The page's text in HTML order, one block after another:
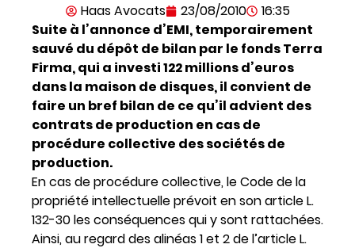
Haas Avocats 23/08/2010
16:35
Suite à l’annonce d’EMI, temporairement
sauvé du dépôt de bilan par le fonds Terra
Firma, qui a investi 122 millions d’euros
dans la maison de disques, il convient de
faire un bref bilan de ce qu’il advient des
contrats de production en cas de
procédure collective des sociétés de
production.
En cas de procédure collective, le Code de la
propriété intellectuelle prévoit en son article L.
132-30 les conséquences qui y sont rattachées.
Ainsi, au regard des alinéas 1 et 2 de l’article L.